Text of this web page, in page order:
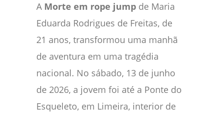
A Morte em rope jump de Maria
Eduarda Rodrigues de Freitas, de
21 anos, transformou uma manhã
de aventura em uma tragédia
nacional. No sábado, 13 de junho
de 2026, a jovem foi até a Ponte do
Esqueleto, em Limeira, interior de